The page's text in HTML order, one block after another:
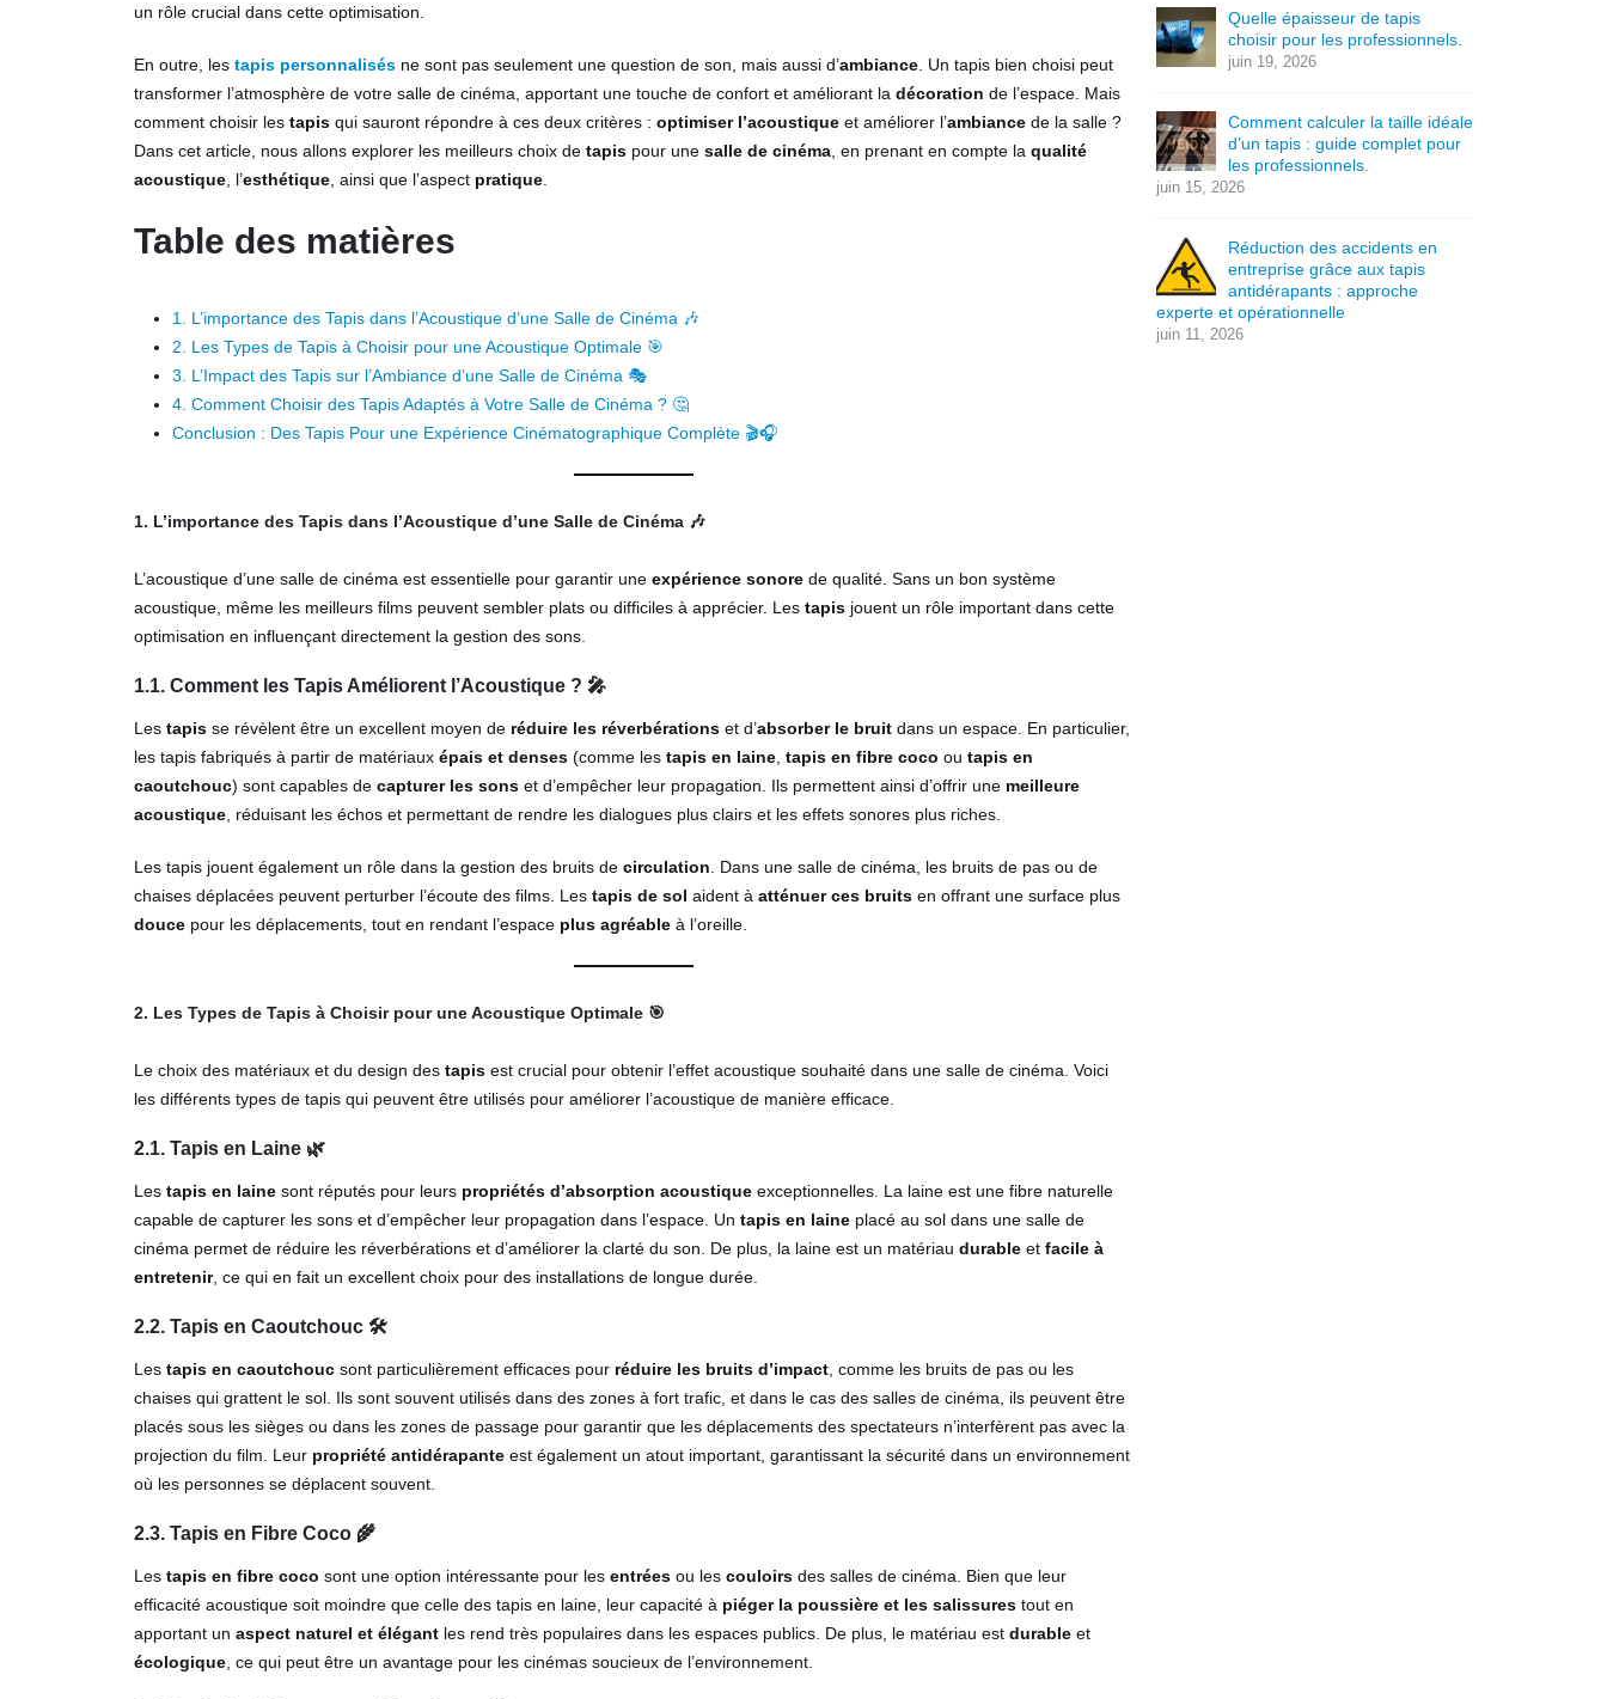
un rôle crucial dans cette optimisation.
En outre, les tapis personnalisés ne sont pas seulement une question de son, mais aussi d’ambiance . Un tapis bien choisi peut
transformer l’atmosphère de votre salle de cinéma, apportant une touche de confort et améliorant la décoration de l’espace. Mais
comment choisir les tapis qui sauront répondre à ces deux critères : optimiser l’acoustique et améliorer l’ambiance de la salle ?
Dans cet article, nous allons explorer les meilleurs choix de tapis pour une salle de cinéma , en prenant en compte la qualité
acoustique , l’esthétique , ainsi que l’aspect pratique
Table des matières
1. L’importance des Tapis dans l’Acoustique d’une Salle de Cinéma 🎶
2. Les Types de Tapis à Choisir pour une Acoustique Optimale 🎯
3. L’Impact des Tapis sur l’Ambiance d’une Salle de Cinéma 🎭
4. Comment Choisir des Tapis Adaptés à Votre Salle de Cinéma ? 🤔
Conclusion : Des Tapis Pour une Expérience Cinématographique Complète 🎬🎧
1. L’importance des Tapis dans l’Acoustique d’une Salle de Cinéma 🎶
L’acoustique d’une salle de cinéma est essentielle pour garantir une expérience sonore de qualité. Sans un bon système
acoustique, même les meilleurs films peuvent sembler plats ou difficiles à apprécier. Les tapis jouent un rôle important dans cette
optimisation en influençant directement la gestion des sons.
1.1. Comment les Tapis Améliorent l’Acoustique ? 🎤
Les tapis se révèlent être un excellent moyen de réduire les réverbérations et d’absorber le bruit dans un espace. En particulier,
les tapis fabriqués à partir de matériaux épais et denses (comme les tapis en laine tapis en fibre coco ou tapis en
caoutchouc) sont capables de capturer les sons et d’empêcher leur propagation. Ils permettent ainsi d’offrir une meilleure
acoustique , réduisant les échos et permettant de rendre les dialogues plus clairs et les effets sonores plus riches.
Les tapis jouent également un rôle dans la gestion des bruits de circulation . Dans une salle de cinéma, les bruits de pas ou de
chaises déplacées peuvent perturber l’écoute des films. Les tapis de sol aident à atténuer ces bruits en offrant une surface plus
douce pour les déplacements, tout en rendant l’espace plus agréable à l’oreille.
2. Les Types de Tapis à Choisir pour une Acoustique Optimale 🎯
Le choix des matériaux et du design des tapis est crucial pour obtenir l’effet acoustique souhaité dans une salle de cinéma. Voici
les différents types de tapis qui peuvent être utilisés pour améliorer l’acoustique de manière efficace.
2.1. Tapis en Laine 🌿
Les tapis en laine sont réputés pour leurs propriétés d’absorption acoustique exceptionnelles. La laine est une fibre naturelle
capable de capturer les sons et d’empêcher leur propagation dans l’espace. Un tapis en laine placé au sol dans une salle de
cinéma permet de réduire les réverbérations et d’améliorer la clarté du son. De plus, la laine est un matériau durable et facile à
entretenir, ce qui en fait un excellent choix pour des installations de longue durée.
2.2. Tapis en Caoutchouc 🛠️
Les tapis en caoutchouc sont particulièrement efficaces pour réduire les bruits d’impact , comme les bruits de pas ou les
chaises qui grattent le sol. Ils sont souvent utilisés dans des zones à fort trafic, et dans le cas des salles de cinéma, ils peuvent être
placés sous les sièges ou dans les zones de passage pour garantir que les déplacements des spectateurs n’interfèrent pas avec la
projection du film. Leur propriété antidérapante est également un atout important, garantissant la sécurité dans un environnement
où les personnes se déplacent souvent.
2.3. Tapis en Fibre Coco 🌾
Les tapis en fibre coco sont une option intéressante pour les entrées ou les couloirs des salles de cinéma. Bien que leur
efficacité acoustique soit moindre que celle des tapis en laine, leur capacité à piéger la poussière et les salissures tout en
apportant un aspect naturel et élégant les rend très populaires dans les espaces publics. De plus, le matériau est durable et
écologique , ce qui peut être un avantage pour les cinémas soucieux de l’environnement.
Quelle épaisseur de tapis
choisir pour les professionnels.
juin 19, 2026
Comment calculer la taille idéale
d’un tapis : guide complet pour
les professionnels.
juin 15, 2026
Réduction des accidents en
entreprise grâce aux tapis
antidérapants : approche
experte et opérationnelle
juin 11, 2026